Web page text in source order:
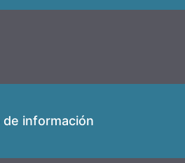
de información